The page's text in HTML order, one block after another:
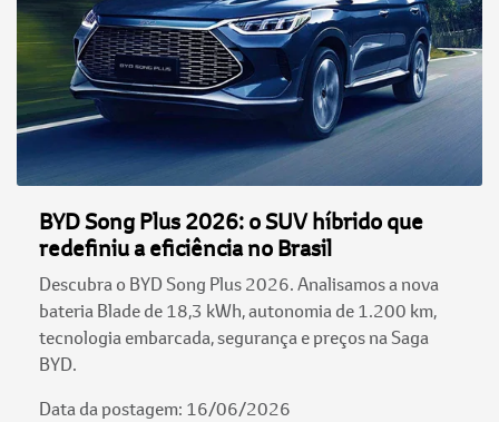
BYD Song Plus 2026: o SUV híbrido que
redefiniu a eficiência no Brasil
Descubra o BYD Song Plus 2026. Analisamos a nova
bateria Blade de 18,3 kWh, autonomia de 1.200 km,
tecnologia embarcada, segurança e preços na Saga
BYD.
Data da postagem: 16/06/2026